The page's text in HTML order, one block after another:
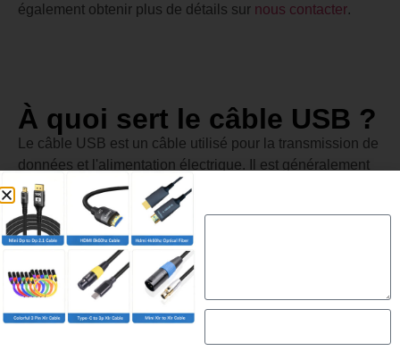
également obtenir plus de détails sur nous contacter.
À quoi sert le câble USB ?
Le câble USB est un câble utilisé pour la transmission de
données et l'alimentation électrique. Il est généralement
utilisé pour connecter des ordinateurs à des appareils
externes, tels que des imprimantes, des appareils photo,
des téléphones portables, des équipements audio, etc. Le
câble USB peut également être utilisé pour le
chargement et la transmission de données, par exemple
pour connecter un téléphone portable ou une tablette à
un chargeur ou à un ordinateur. En résumé, le rôle du